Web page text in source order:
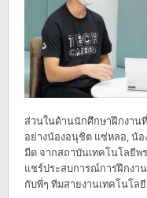
ส่วนในด้านนักศึกษาฝึกงาน
อย่างน้องอนุชิต แซ่หลอ, น้
มืด จากสถาบันเทคโนโลยีพ
แชร์ประสบการณ์การฝึกงา
กับพี่ๆ ทีมสายงานเทคโนโล